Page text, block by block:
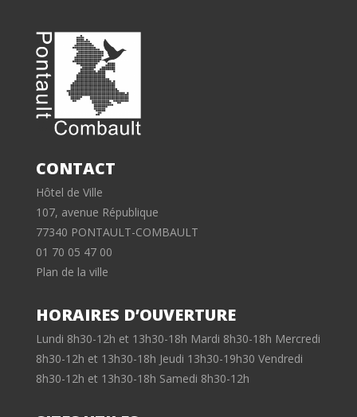
CONTACT
Hôtel de Ville
107, avenue République
77340 PONTAULT-COMBAULT
01 70 05 47 00
Plan de la ville
HORAIRES D’OUVERTURE
Lundi 8h30-12h et 13h30-18h Mardi 8h30-18h Mercredi
8h30-12h et 13h30-18h Jeudi 13h30-19h30 Vendredi
8h30-12h et 13h30-18h Samedi 8h30-12h